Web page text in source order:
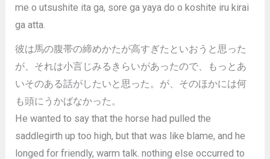
me o utsushite ita ga, sore ga yaya do o koshite iru kirai
ga atta.
彼は馬の腹帯の締めかたが高すぎたといおうと思った
が、それは小言じみるきらいがあったので、もっとあ
いそのある話がしたいと思った。が、そのほかには何
も頭にうかばなかった。
He wanted to say that the horse had pulled the
saddlegirth up too high, but that was like blame, and he
longed for friendly, warm talk. nothing else occurred to